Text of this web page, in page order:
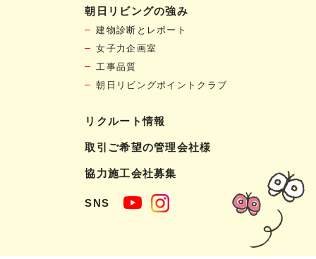
朝日リビングの強み
建物診断とレポート
女子力企画室
工事品質
朝日リビングポイントクラブ
リクルート情報
取引ご希望の管理会社様
協力施工会社募集
SNS